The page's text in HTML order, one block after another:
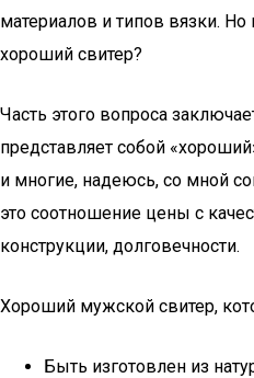
материалов и типов вязки.
хороший свитер?
Часть этого вопроса
представляет собой
и многие, надеюсь, со мной
это соотношение цены с
конструкции, долговечности.
Хороший мужской свитер,
Быть изготовлен из